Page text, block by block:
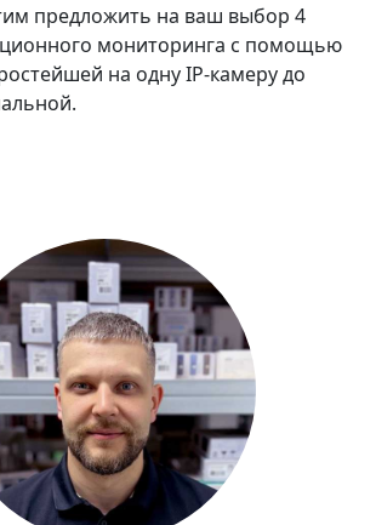
предложить на ваш выбор 4
мониторинга с помощью
на одну IP-камеру до